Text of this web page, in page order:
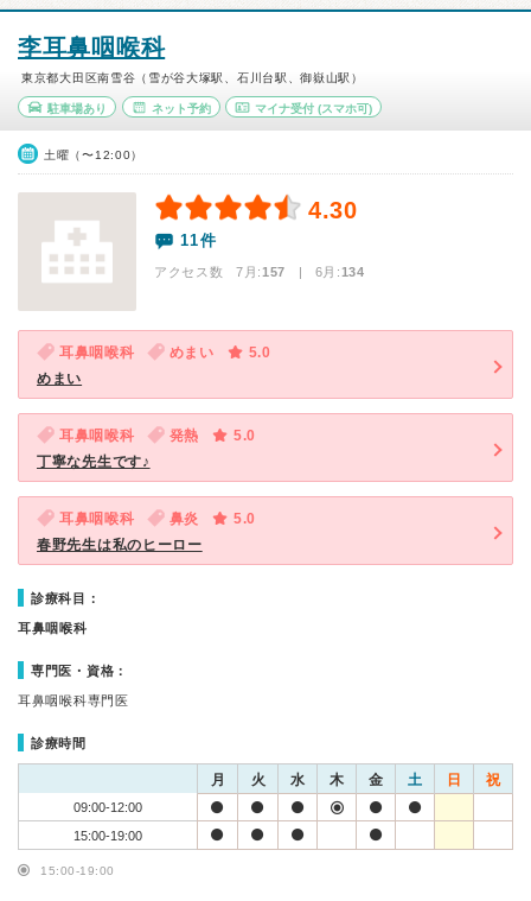
李耳鼻咽喉科
東京都大田区南雪谷（雪が谷大塚駅、石川台駅、御嶽山駅）
駐車場あり ネット予約 マイナ受付 (スマホ可)
土曜（〜12:00）
4.30
11件
アクセス数 7月:157 | 6月:134
耳鼻咽喉科 めまい
5.0
めまい
耳鼻咽喉科 発熱
5.0
丁寧な先生です♪
耳鼻咽喉科 鼻炎
5.0
春野先生は私のヒーロー
診療科目：
耳鼻咽喉科
専門医・資格：
耳鼻咽喉科専門医
診療時間
月 火 水 木 金 土 日 祝
09:00-12:00
15:00-19:00
15:00-19:00